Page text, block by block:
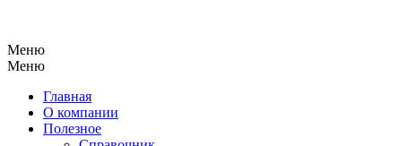
Меню
Меню
Главная
О компании
Полезное